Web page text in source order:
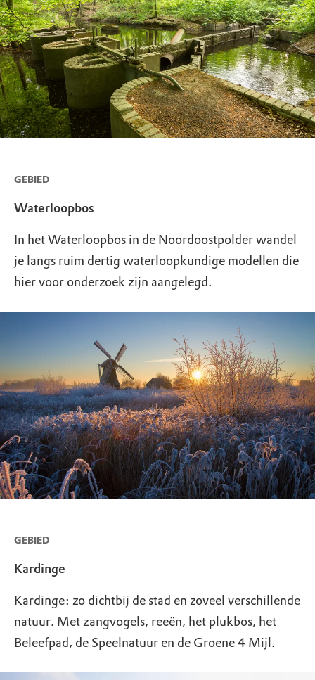
GEBIED
Waterloopbos
In het Waterloopbos in de Noordoostpolder wandel
je langs ruim dertig waterloopkundige modellen die
hier voor onderzoek zijn aangelegd.
GEBIED
Kardinge
Kardinge: zo dichtbij de stad en zoveel verschillende
natuur. Met zangvogels, reeën, het plukbos, het
Beleefpad, de Speelnatuur en de Groene 4 Mijl.